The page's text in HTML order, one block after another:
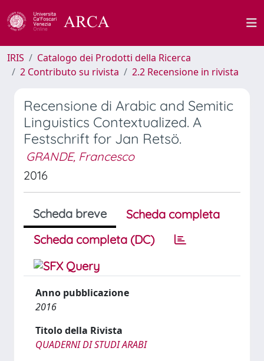
IRIS
Catalogo dei Prodotti della Ricerca
2 Contributo su rivista
2.2 Recensione in rivista
Recensione di Arabic and Semitic
Linguistics Contextualized. A
Festschrift for Jan Retsö.
GRANDE, Francesco
2016
Scheda breve
Scheda completa
Scheda completa (DC)
Anno pubblicazione
2016
Titolo della Rivista
QUADERNI DI STUDI ARABI